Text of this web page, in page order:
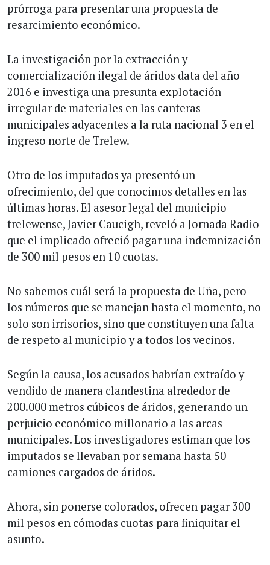
prórroga para presentar una propuesta de
resarcimiento económico.
La investigación por la extracción y
comercialización ilegal de áridos data del año
2016 e investiga una presunta explotación
irregular de materiales en las canteras
municipales adyacentes a la ruta nacional 3 en el
ingreso norte de Trelew.
Otro de los imputados ya presentó un
ofrecimiento, del que conocimos detalles en las
últimas horas. El asesor legal del municipio
trelewense, Javier Caucigh, reveló a Jornada Radio
que el implicado ofreció pagar una indemnización
de 300 mil pesos en 10 cuotas.
No sabemos cuál será la propuesta de Uña, pero
los números que se manejan hasta el momento, no
solo son irrisorios, sino que constituyen una falta
de respeto al municipio y a todos los vecinos.
Según la causa, los acusados habrían extraído y
vendido de manera clandestina alrededor de
200.000 metros cúbicos de áridos, generando un
perjuicio económico millonario a las arcas
municipales. Los investigadores estiman que los
imputados se llevaban por semana hasta 50
camiones cargados de áridos.
Ahora, sin ponerse colorados, ofrecen pagar 300
mil pesos en cómodas cuotas para finiquitar el
asunto.